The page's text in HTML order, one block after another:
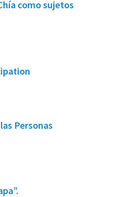
como sujetos
Personas